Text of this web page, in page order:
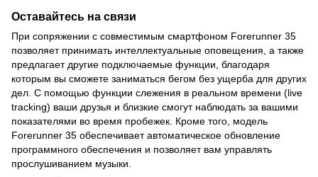
Оставайтесь на связи
При сопряжении с совместимым смартфоном Forerunner 35
позволяет принимать интеллектуальные оповещения, а также
предлагает другие подключаемые функции, благодаря
которым вы сможете заниматься бегом без ущерба для других
дел. С помощью функции слежения в реальном времени (live
tracking) ваши друзья и близкие смогут наблюдать за вашими
показателями во время пробежек. Кроме того, модель
Forerunner 35 обеспечивает автоматическое обновление
программного обеспечения и позволяет вам управлять
прослушиванием музыки.